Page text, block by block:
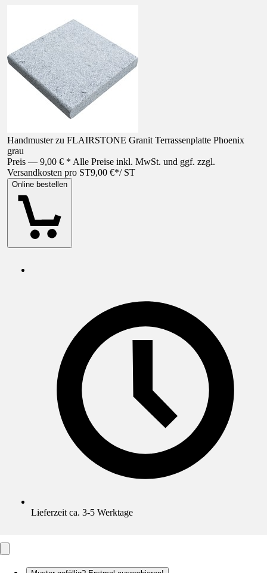
Handmuster zu FLAIRSTONE Granit Terrassenplatte Phoenix
grau
Preis — 9,00 € * Alle Preise inkl. MwSt. und ggf. zzgl.
Versandkosten pro ST9,00 €*/ ST
Online bestellen
Lieferzeit ca. 3-5 Werktage